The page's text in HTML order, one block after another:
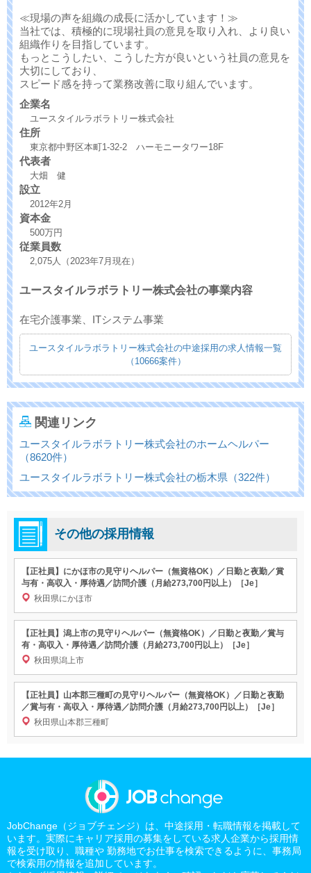
≪現場の声を組織の成長に活かしています！≫
当社では、積極的に現場社員の意見を取り入れ、より良い
組織作りを目指しています。
もっとこうしたい、こうした方が良いという社員の意見を
大切にしており、
スピード感を持って業務改善に取り組んでいます。
企業名
ユースタイルラボラトリー株式会社
住所
東京都中野区本町1-32-2 ハーモニータワー18F
代表者
大畑 健
設立
2012年2月
資本金
500万円
従業員数
2,075人（2023年7月現在）
ユースタイルラボラトリー株式会社の事業内容
在宅介護事業、ITシステム事業
ユースタイルラボラトリー株式会社の中途採用の求人情報一覧
（10666案件）
関連リンク
ユースタイルラボラトリー株式会社のホームヘルパー
（8620件）
ユースタイルラボラトリー株式会社の栃木県（322件）
その他の採用情報
【正社員】にかほ市の見守りヘルパー（無資格OK）／日勤と夜勤／賞
与有・高収入・厚待遇／訪問介護（月給273,700円以上）［Je］
秋田県にかほ市
【正社員】潟上市の見守りヘルパー（無資格OK）／日勤と夜勤／賞与
有・高収入・厚待遇／訪問介護（月給273,700円以上）［Je］
秋田県潟上市
【正社員】山本郡三種町の見守りヘルパー（無資格OK）／日勤と夜勤
／賞与有・高収入・厚待遇／訪問介護（月給273,700円以上）［Je］
秋田県山本郡三種町
JobChange（ジョブチェンジ）は、中途採用・転職情報を掲載して
います。実際にキャリア採用の募集をしている求人企業から採用情
報を受け取り、職種や 勤務地でお仕事を検索できるように、事務局
で検索用の情報を追加しています。